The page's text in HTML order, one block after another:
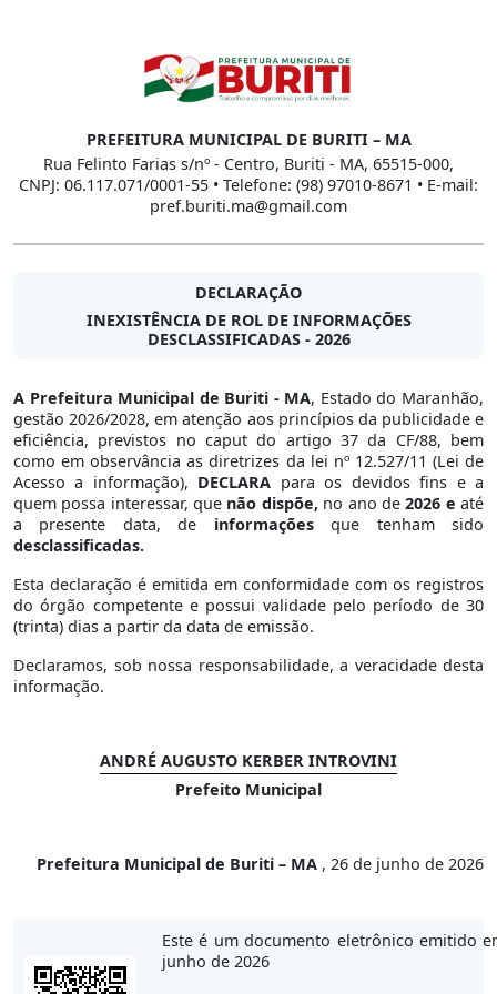
PREFEITURA MUNICIPAL DE BURITI – MA
Rua Felinto Farias s/nº - Centro, Buriti - MA, 65515-000,
CNPJ: 06.117.071/0001-55 • Telefone: (98) 97010-8671 • E-mail:
pref.buriti.ma@gmail.com
DECLARAÇÃO
INEXISTÊNCIA DE ROL DE INFORMAÇÕES
DESCLASSIFICADAS - 2026
A Prefeitura Municipal de Buriti - MA, Estado do Maranhão,
gestão 2026/2028, em atenção aos princípios da publicidade e
eficiência, previstos no caput do artigo 37 da CF/88, bem
como em observância as diretrizes da lei nº 12.527/11 (Lei de
Acesso a informação), DECLARA para os devidos fins e a
quem possa interessar, que não dispõe,no ano de2026 eaté
a presente data, de informaçõesque tenham sido
desclassificadas.
Esta declaração é emitida em conformidade com os registros
do órgão competente e possui validade pelo período de 30
(trinta) dias a partir da data de emissão.
Declaramos, sob nossa responsabilidade, a veracidade desta
informação.
ANDRÉ AUGUSTO KERBER INTROVINI
Prefeito Municipal
Prefeitura Municipal de Buriti – MA , 26 de junho de 2026
Este é um documento eletrônico emitido
junho de 2026